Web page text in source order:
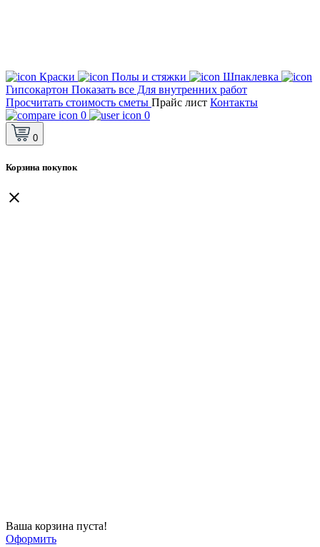
Краски Полы и стяжки
Шпаклевка
Гипсокартон Показать все Для внутренних работ
Просчитать стоимость сметы Прайс лист Контакты
0
0
0
Корзина покупок
Ваша корзина пуста!
Оформить